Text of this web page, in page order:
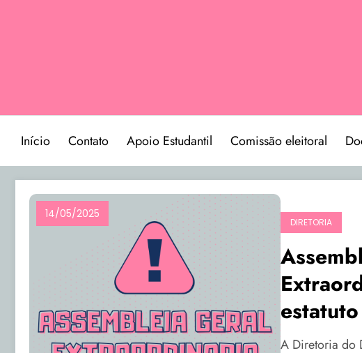
Início Contato Apoio Estudantil Comissão eleitoral
14/05/2025
DIRETORIA
estatuto
A Diretoria do